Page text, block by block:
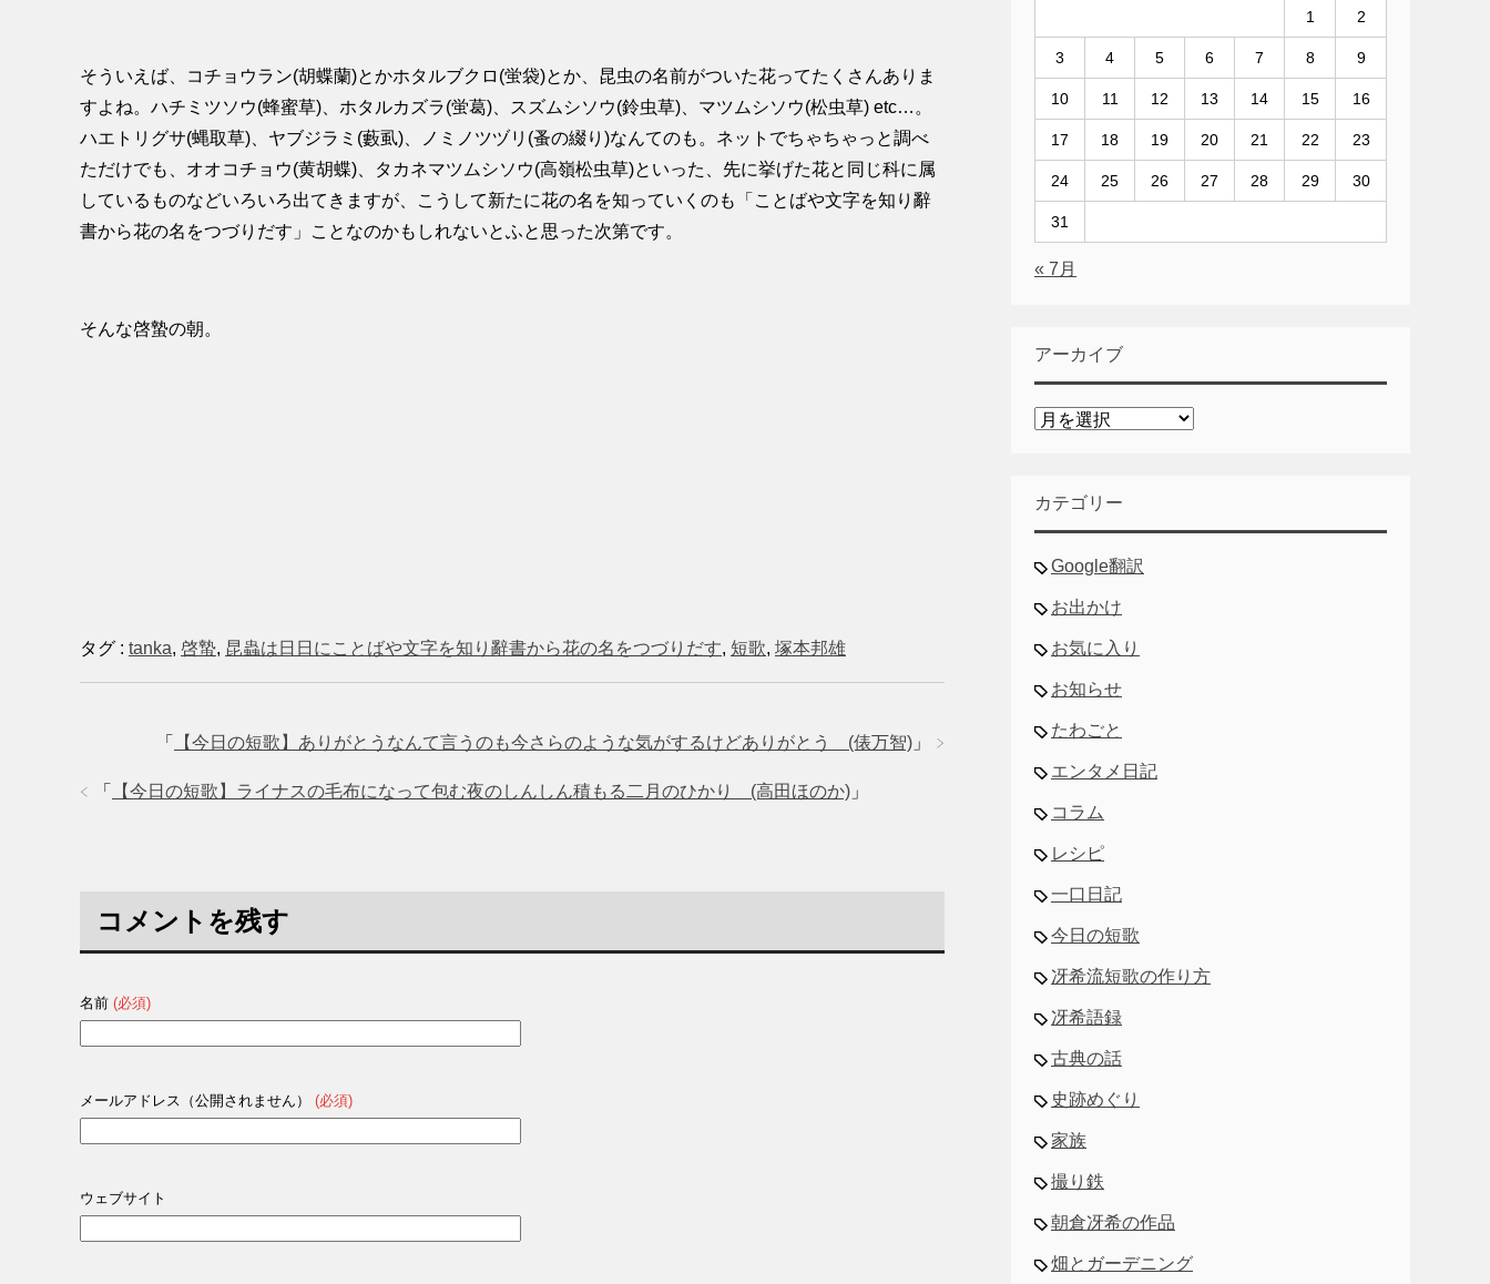
そういえば、コチョウラン(胡蝶蘭)とかホタルブクロ(蛍袋)とか、昆虫の名前がついた花ってたくさんありま
すよね。ハチミツソウ(蜂蜜草)、ホタルカズラ(蛍葛)、スズムシソウ(鈴虫草)、マツムシソウ(松虫草) etc…。
ハエトリグサ(蝿取草)、ヤブジラミ(藪虱)、ノミノツヅリ(蚤の綴り)なんてのも。ネットでちゃちゃっと調べ
ただけでも、オオコチョウ(黄胡蝶)、タカネマツムシソウ(高嶺松虫草)といった、先に挙げた花と同じ科に属
しているものなどいろいろ出てきますが、こうして新たに花の名を知っていくのも「ことばや文字を知り辭
書から花の名をつづりだす」ことなのかもしれないとふと思った次第です。
そんな啓蟄の朝。
タグ : tanka, 啓蟄, 昆蟲は日日にことばや文字を知り辭書から花の名をつづりだす, 短歌, 塚本邦雄
「 【今日の短歌】ありがとうなんて言うのも今さらのような気がするけどありがとう (俵万智) 」
「 【今日の短歌】ライナスの毛布になって包む夜のしんしん積もる二月のひかり (高田ほのか) 」
コメントを残す
名前 (必須)
メールアドレス（公開されません） (必須)
ウェブサイト
1 2
3 4 5 6 7 8 9
10 11 12 13 14 15 16
17 18 19 20 21 22 23
24 25 26 27 28 29 30
31
« 7月
アーカイブ
ア
ブ
カテゴリー
Google翻訳
お出かけ
お気に入り
お知らせ
たわごと
エンタメ日記
コラム
レシピ
一口日記
今日の短歌
冴希流短歌の作り方
冴希語録
古典の話
史跡めぐり
家族
撮り鉄
朝倉冴希の作品
畑とガーデニング